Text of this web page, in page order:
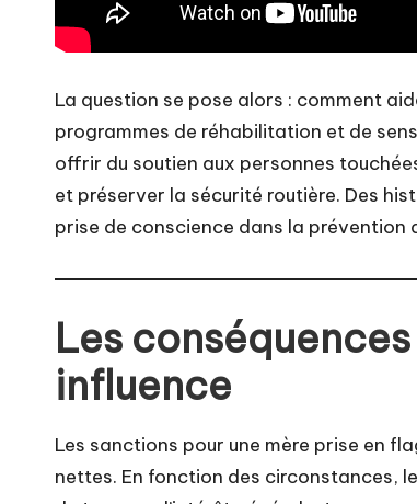
La question se pose alors : comment
programmes de réhabilitation et de
offrir du soutien aux personnes
et préserver la sécurité routière. Des
prise de conscience dans la prévention
Les
influence
Les sanctions pour une mère prise en
nettes. En fonction des circonstances,